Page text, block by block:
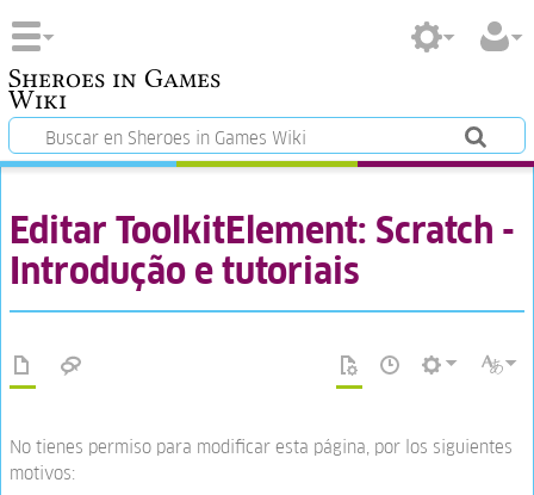
Sheroes in Games
Wiki
Editar ToolkitElement: Scratch -
Introdução e tutoriais
No tienes permiso para modificar esta página, por los siguientes
motivos: